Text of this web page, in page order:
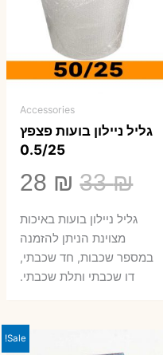
Accessories
גליל ניילון בועות פצפץ
0.5/25
33₪
המחיר
המקורי
היה:
33 ₪.
28 ₪
₪.
גליל ניילון בועות באיכות
מצוינת הניתן להזמנה
במספר שכבות, חד שכבתי,
דו שכבתי ותלת שכבתי.
Sale!